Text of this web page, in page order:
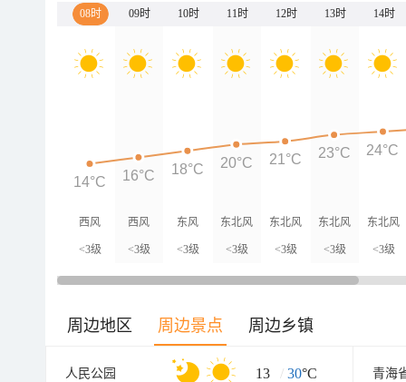
08时 09时 10时 11时 12时 13时 14时
西风
<3级
西风
<3级
东风
<3级
东北风
<3级
东北风
<3级
东北风
<3级
东北风
<3级
14°C 16°C 18°C 20°C 21°C 23°C 24°C
周边地区 周边景点 周边乡镇
人民公园 13 / 30°C 青海